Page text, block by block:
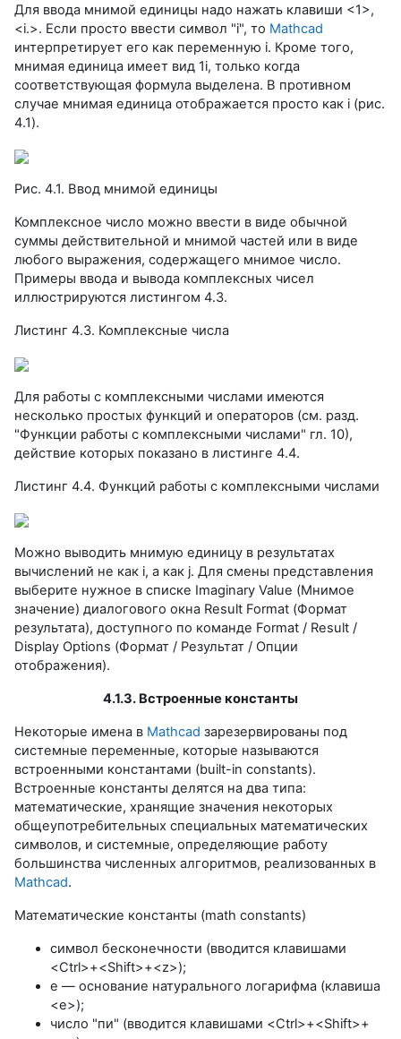
Для ввода мнимой единицы надо нажать клавиши <1>,
<i.>. Если просто ввести символ "i", то Mathcad
интерпретирует его как переменную i. Кроме того,
мнимая единица имеет вид 1i, только когда
соответствующая формула выделена. В противном
случае мнимая единица отображается просто как i (рис.
4.1).
Рис. 4.1. Ввод мнимой единицы
Комплексное число можно ввести в виде обычной
суммы действительной и мнимой частей или в виде
любого выражения, содержащего мнимое число.
Примеры ввода и вывода комплексных чисел
иллюстрируются листингом 4.3.
Листинг 4.3. Комплексные числа
Для работы с комплексными числами имеются
несколько простых функций и операторов (см. разд.
"Функции работы с комплексными числами" гл. 10),
действие которых показано в листинге 4.4.
Листинг 4.4. Функций работы с комплексными числами
Можно выводить мнимую единицу в результатах
вычислений не как i, а как j. Для смены представления
выберите нужное в списке Imaginary Value (Мнимое
значение) диалогового окна Result Format (Формат
результата), доступного по команде Format / Result /
Display Options (Формат / Результат / Опции
отображения).
4.1.3. Встроенные константы
Некоторые имена в Mathcad зарезервированы под
системные переменные, которые называются
встроенными константами (built-in constants).
Встроенные константы делятся на два типа:
математические, хранящие значения некоторых
общеупотребительных специальных математических
символов, и системные, определяющие работу
большинства численных алгоритмов, реализованных в
Mathcad.
Математические константы (math constants)
символ бесконечности (вводится клавишами
<Ctrl>+<Shift>+<z>);
е — основание натурального логарифма (клавиша
<е>);
число "пи" (вводится клавишами <Ctrl>+<Shift>+